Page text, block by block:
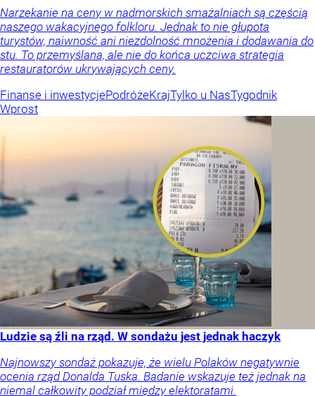
Narzekanie na ceny w nadmorskich smażalniach są częścią
naszego wakacyjnego folkloru. Jednak to nie głupota
turystów, naiwność ani niezdolność mnożenia i dodawania do
stu. To przemyślana, ale nie do końca uczciwa strategia
restauratorów ukrywających ceny.
Finanse i inwestycjePodróżeKrajTylko u NasTygodnik
Wprost
Ludzie są źli na rząd. W sondażu jest jednak haczyk
Najnowszy sondaż pokazuje, że wielu Polaków negatywnie
ocenia rząd Donalda Tuska. Badanie wskazuje też jednak na
niemal całkowity podział między elektoratami.